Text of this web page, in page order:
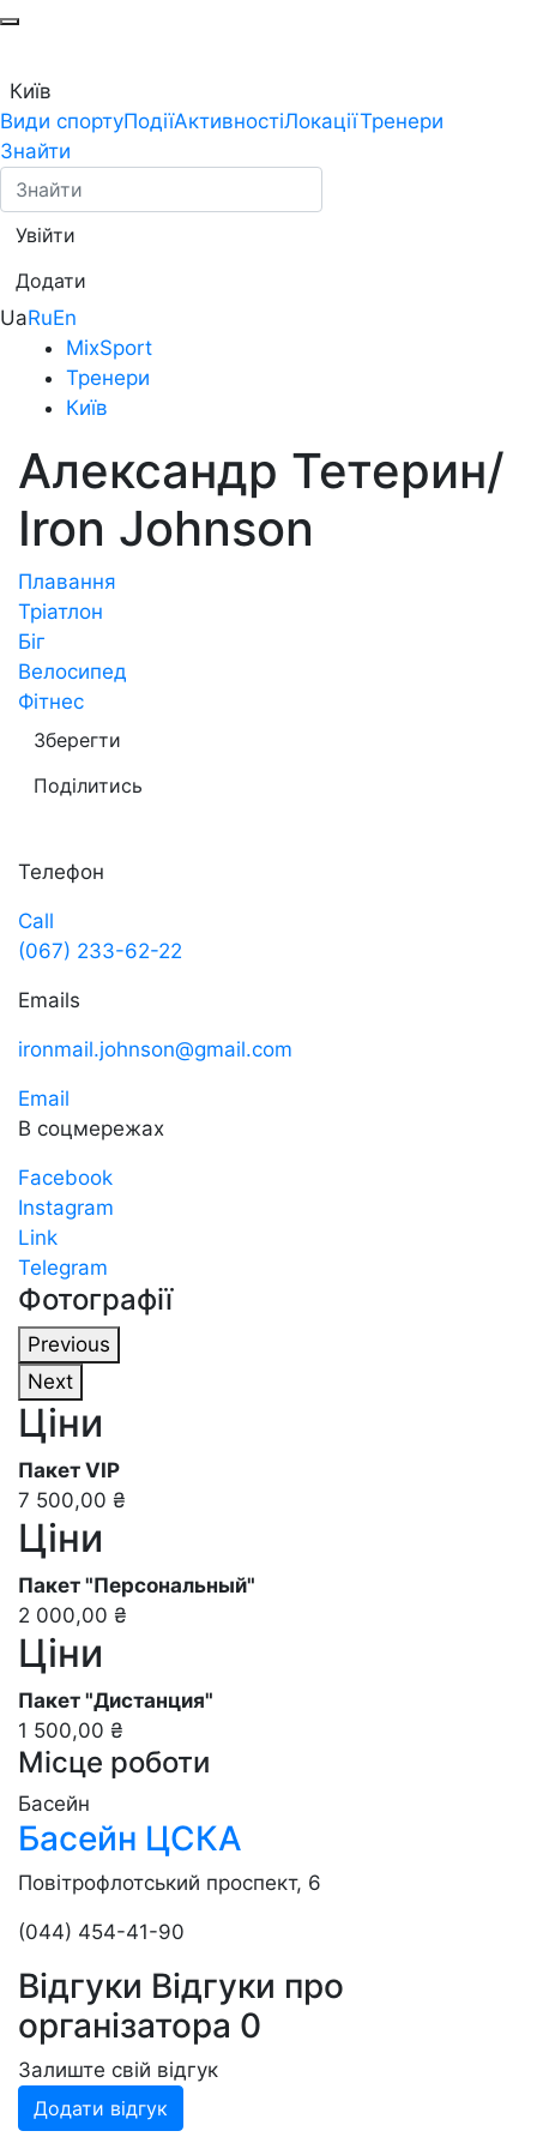
Київ
Види спортуПодіїАктивностіЛокаціїТренери
Знайти
Увійти
Додати
UaRuEn
MixSport
Тренери
Київ
Александр Тетерин/
Iron Johnson
Плавання
Тріатлон
Біг
Велосипед
Фітнес
Зберегти
Поділитись
Телефон
Call
(067) 233-62-22
Emails
ironmail.johnson@gmail.com
Email
В соцмережах
Facebook
Instagram
Link
Telegram
Фотографії
Previous
Next
Ціни
Пакет VIP
7 500,00 ₴
Ціни
Пакет "Персональный"
2 000,00 ₴
Ціни
Пакет "Дистанция"
1 500,00 ₴
Місце роботи
Басейн
Басейн ЦСКА
Повітрофлотський проспект, 6
(044) 454-41-90
Відгуки Відгуки про
організатора 0
Залиште свій відгук
Додати відгук